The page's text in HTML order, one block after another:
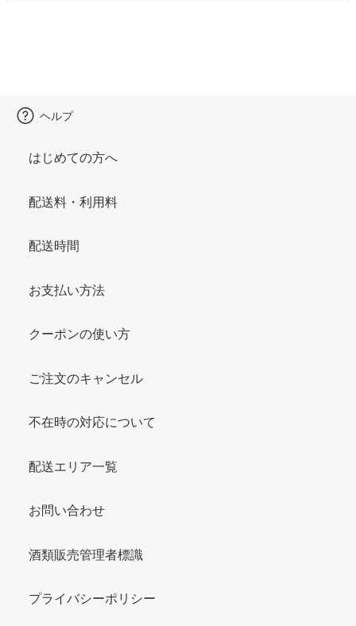
ヘルプ
はじめての方へ
配送料・利用料
配送時間
お支払い方法
クーポンの使い方
ご注文のキャンセル
不在時の対応について
配送エリア一覧
お問い合わせ
酒類販売管理者標識
プライバシーポリシー